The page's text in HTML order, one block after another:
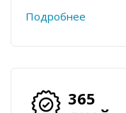
Подробнее
365